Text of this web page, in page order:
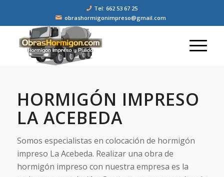
Tel: 662 53 67 25
obrashormigonimpreso@gmail.com
HORMIGÓN IMPRESO
LA ACEBEDA
Somos especialistas en colocación de hormigón
impreso La Acebeda. Realizar una obra de
hormigón impreso con nuestra empresa es la